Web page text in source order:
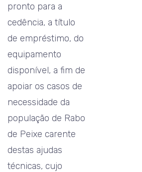
pronto para a
cedência, a título
de empréstimo, do
equipamento
disponível, a fim de
apoiar os casos de
necessidade da
população de Rabo
de Peixe carente
destas ajudas
técnicas, cujo